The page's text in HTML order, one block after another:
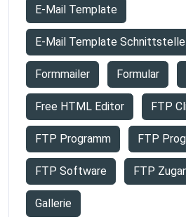
E-Mail Template
E-Mail Template Schnittstelle
Formmailer Formular
Free HTML Editor FTP
FTP Programm FTP
FTP Software FTP
Gallerie